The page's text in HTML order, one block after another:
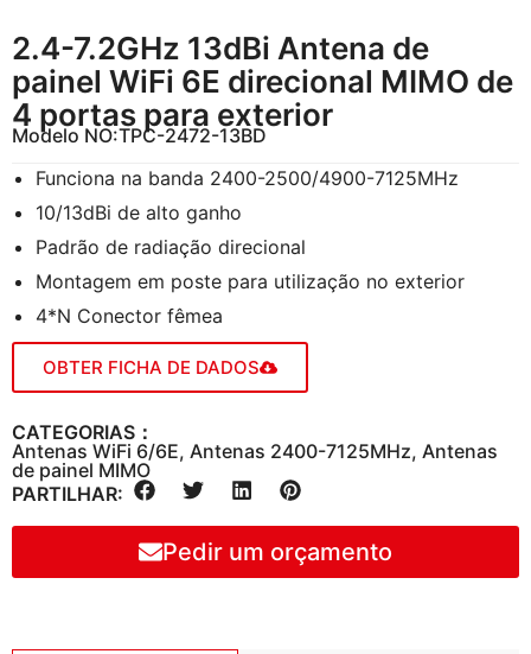
2.4-7.2GHz 13dBi Antena de
painel WiFi 6E direcional MIMO de
4 portas para exterior
Modelo NO:TPC-2472-13BD
Funciona na banda 2400-2500/4900-7125MHz
10/13dBi de alto ganho
Padrão de radiação direcional
Montagem em poste para utilização no exterior
4*N Conector fêmea
OBTER FICHA DE DADOS
CATEGORIAS：
Antenas WiFi 6/6E, Antenas 2400-7125MHz, Antenas
de painel MIMO
PARTILHAR:
Pedir um orçamento